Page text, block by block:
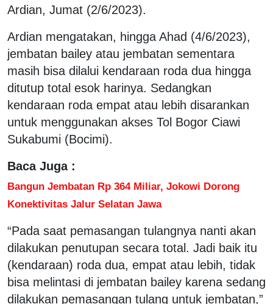
Ardian, Jumat (2/6/2023).
Ardian mengatakan, hingga Ahad (4/6/2023),
jembatan bailey atau jembatan sementara
masih bisa dilalui kendaraan roda dua hingga
ditutup total esok harinya. Sedangkan
kendaraan roda empat atau lebih disarankan
untuk menggunakan akses Tol Bogor Ciawi
Sukabumi (Bocimi).
Baca Juga :
Bangun Jembatan Rp 364 Miliar, Jokowi Dorong
Konektivitas Jalur Selatan Jawa
“Pada saat pemasangan tulangnya nanti akan
dilakukan penutupan secara total. Jadi baik itu
(kendaraan) roda dua, empat atau lebih, tidak
bisa melintasi di jembatan bailey karena sedang
dilakukan pemasangan tulang untuk jembatan,”